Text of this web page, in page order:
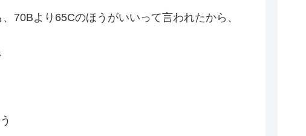
、70Bより65Cのほうがいいって言われたから、